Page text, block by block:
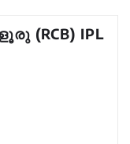
(RCB) IPL